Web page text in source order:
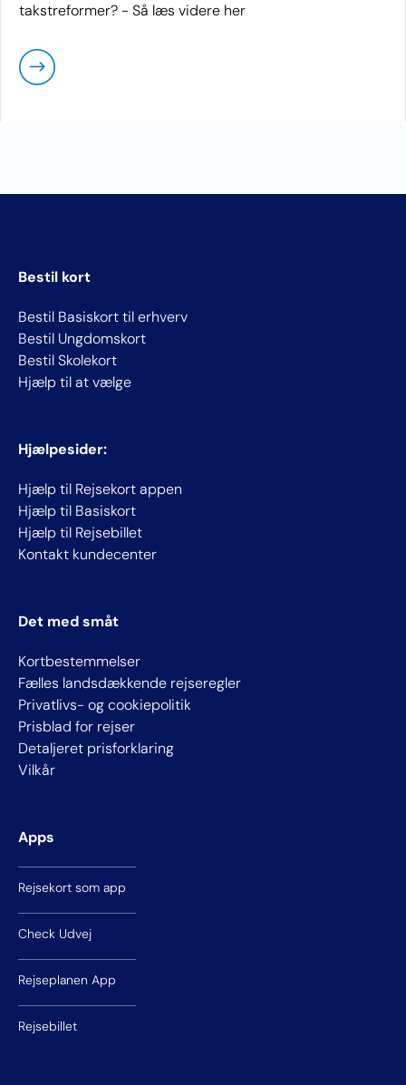
takstreformer? - Så læs videre her
Bestil kort
Bestil Basiskort til erhverv
Bestil Ungdomskort
Bestil Skolekort
Hjælp til at vælge
Hjælpesider:
Hjælp til Rejsekort appen
Hjælp til Basiskort
Hjælp til Rejsebillet
Kontakt kundecenter
Det med småt
Kortbestemmelser
Fælles landsdækkende rejseregler
Privatlivs- og cookiepolitik
Prisblad for rejser
Detaljeret prisforklaring
Vilkår
Apps
Rejsekort som app
Check Udvej
Rejseplanen App
Rejsebillet